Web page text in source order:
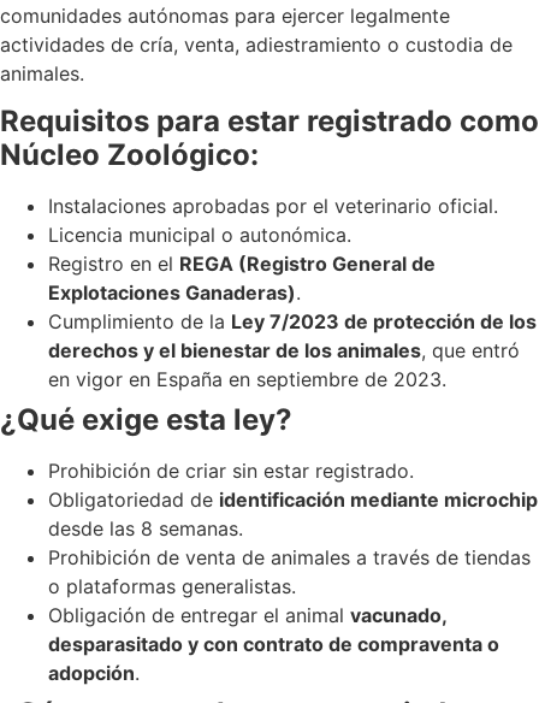
comunidades autónomas para ejercer legalmente
actividades de cría, venta, adiestramiento o custodia de
animales.
Requisitos para estar registrado como
Núcleo Zoológico:
Instalaciones aprobadas por el veterinario oficial.
Licencia municipal o autonómica.
Registro en el REGA (Registro General de
Explotaciones Ganaderas).
Cumplimiento de la Ley 7/2023 de protección de los
derechos y el bienestar de los animales, que entró
en vigor en España en septiembre de 2023.
¿Qué exige esta ley?
Prohibición de criar sin estar registrado.
Obligatoriedad de identificación mediante microchip
desde las 8 semanas.
Prohibición de venta de animales a través de tiendas
o plataformas generalistas.
Obligación de entregar el animal vacunado,
desparasitado y con contrato de compraventa o
adopción.